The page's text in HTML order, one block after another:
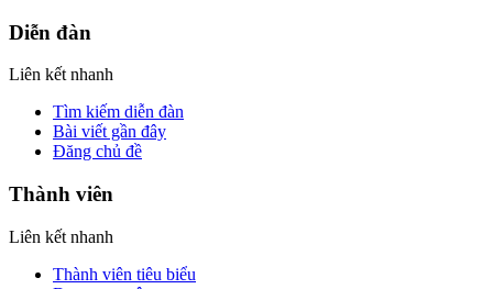
Diễn đàn
Liên kết nhanh
Tìm kiếm diễn đàn
Bài viết gần đây
Đăng chủ đề
Thành viên
Liên kết nhanh
Thành viên tiêu biểu